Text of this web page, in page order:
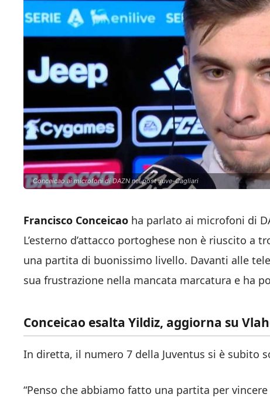
Conceicao ai microfoni di DAZN nel post Juve-Cagliari
Francisco Conceicao ha parlato ai microfoni di
L’esterno d’attacco portoghese non è riuscito
una partita di buonissimo livello. Davanti alle
sua frustrazione nella mancata marcatura e ha
Conceicao esalta Yildiz, aggiorna su
In diretta, il numero 7 della Juventus si è subito
“Penso che abbiamo fatto una partita per